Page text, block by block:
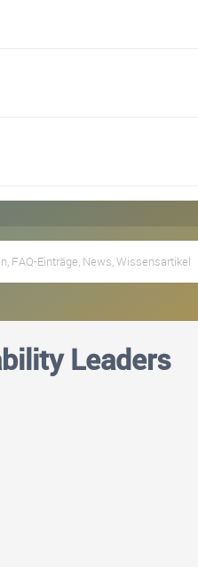
Leaders